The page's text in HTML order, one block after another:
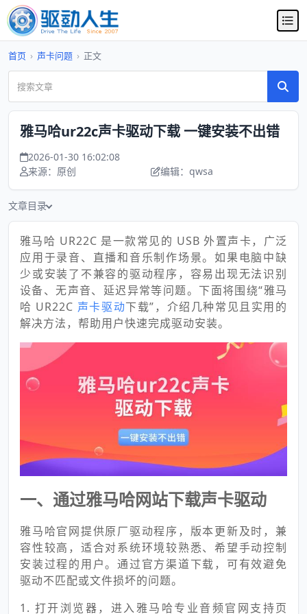
首页 › 声卡问题 › 正文
雅马哈ur22c声卡驱动下载 一键安装不出错
2026-01-30 16:02:08
来源：原创
编辑：qwsa
文章目录
雅马哈 UR22C 是一款常见的 USB 外置声卡，广泛
应用于录音、直播和音乐制作场景。如果电脑中缺
少或安装了不兼容的驱动程序，容易出现无法识别
设备、无声音、延迟异常等问题。下面将围绕“雅马
哈 UR22C 声卡驱动下载”，介绍几种常见且实用的
解决方法，帮助用户快速完成驱动安装。
一、通过雅马哈网站下载声卡驱动
雅马哈官网提供原厂驱动程序，版本更新及时，兼
容性较高，适合对系统环境较熟悉、希望手动控制
安装过程的用户。通过官方渠道下载，可有效避免
驱动不匹配或文件损坏的问题。
1. 打开浏览器，进入雅马哈专业音频官网支持页